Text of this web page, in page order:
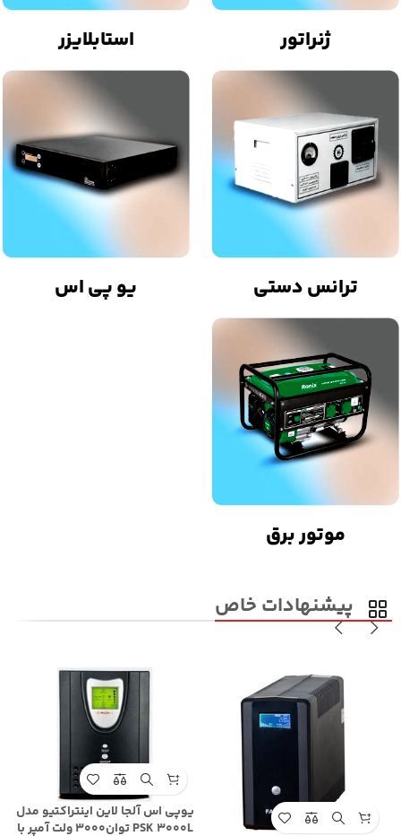
ژنراتور استابلایزر
ترانس دستی یو پی اس
موتور برق
پیشنهادات خاص
یوپی اس آلجا لاین اینتراکتیو مدل
PSK 3000L توان3000 ولت آمپر با